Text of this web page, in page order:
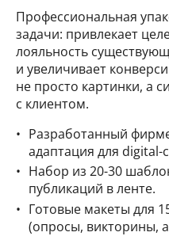
Профессиональная
задачи: привлекает
лояльность
и увеличивает
не просто картинки, а
с клиентом.
Разработанный
адаптация для digital-
Набор из 20-30
публикаций в ленте.
Готовые макеты для
(опросы, викторины,